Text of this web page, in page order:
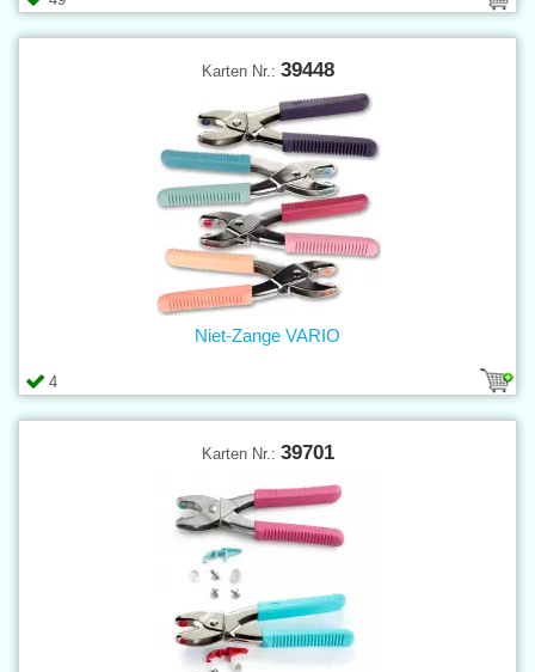
Karten Nr.: 39448
4
Niet-Zange VARIO
Karten Nr.: 39701